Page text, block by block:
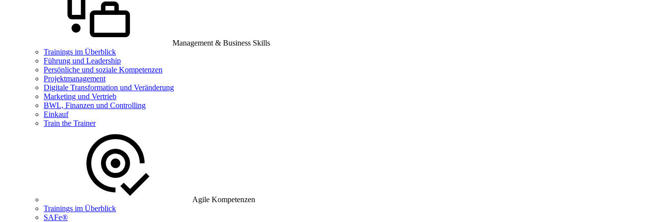
Management & Business Skills
Trainings im Überblick
Führung und Leadership
Persönliche und soziale Kompetenzen
Projektmanagement
Digitale Transformation und Veränderung
Marketing und Vertrieb
BWL, Finanzen und Controlling
Einkauf
Train the Trainer
Agile Kompetenzen
Trainings im Überblick
SAFe®